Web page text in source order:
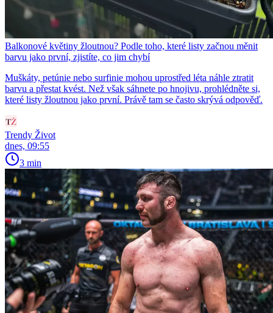
Balkonové květiny žloutnou? Podle toho, které listy začnou měnit
barvu jako první, zjistíte, co jim chybí
Muškáty, petúnie nebo surfinie mohou uprostřed léta náhle ztratit
barvu a přestat kvést. Než však sáhnete po hnojivu, prohlédněte si,
které listy žloutnou jako první. Právě tam se často skrývá odpověď.
Trendy Život
dnes, 09:55
3 min